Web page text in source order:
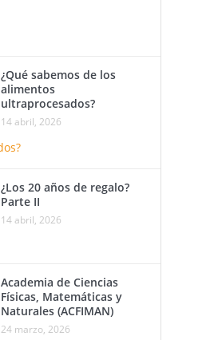
¿Qué sabemos de los
alimentos
ultraprocesados?
14 abril, 2026
¿Los 20 años de regalo?
Parte II
14 abril, 2026
Academia de Ciencias
Físicas, Matemáticas y
Naturales (ACFIMAN)
24 marzo, 2026